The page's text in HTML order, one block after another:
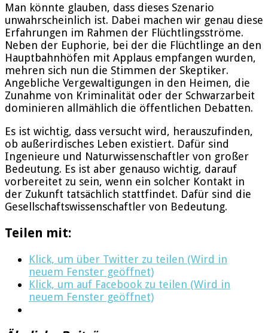
Man könnte glauben, dass dieses Szenario
unwahrscheinlich ist. Dabei machen wir genau diese
Erfahrungen im Rahmen der Flüchtlingsströme.
Neben der Euphorie, bei der die Flüchtlinge an den
Hauptbahnhöfen mit Applaus empfangen wurden,
mehren sich nun die Stimmen der Skeptiker.
Angebliche Vergewaltigungen in den Heimen, die
Zunahme von Kriminalität oder der Schwarzarbeit
dominieren allmählich die öffentlichen Debatten.
Es ist wichtig, dass versucht wird, herauszufinden,
ob außerirdisches Leben existiert. Dafür sind
Ingenieure und Naturwissenschaftler von großer
Bedeutung. Es ist aber genauso wichtig, darauf
vorbereitet zu sein, wenn ein solcher Kontakt in
der Zukunft tatsächlich stattfindet. Dafür sind die
Gesellschaftswissenschaftler von Bedeutung.
Teilen mit:
Klick, um über Twitter zu teilen (Wird in
neuem Fenster geöffnet)
Klick, um auf Facebook zu teilen (Wird in
neuem Fenster geöffnet)